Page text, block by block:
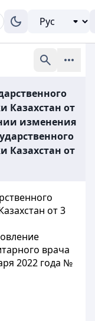
Казахстан от
изменения
Казахстан от
от 3
врача
2022 года №